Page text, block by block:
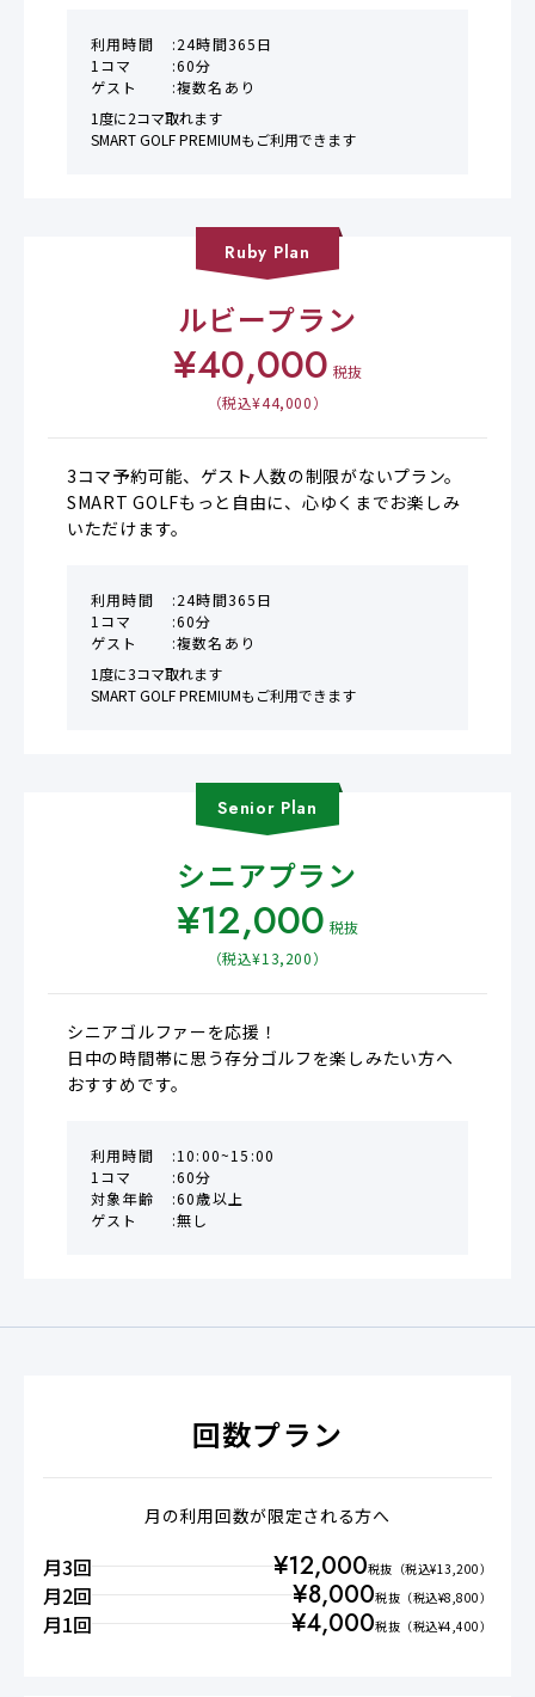
利用時間
24時間365日
1コマ
60分
ゲスト
複数名あり
1度に2コマ取れます
SMART GOLF PREMIUMもご利用できます
Ruby Plan
ルビープラン
¥40,000 税抜
（税込¥44,000）
3コマ予約可能、ゲスト人数の制限がないプラン。
SMART GOLFもっと自由に、心ゆくまでお楽しみ
いただけます。
利用時間
24時間365日
1コマ
60分
ゲスト
複数名あり
1度に3コマ取れます
SMART GOLF PREMIUMもご利用できます
Senior Plan
シニアプラン
¥12,000 税抜
（税込¥13,200）
シニアゴルファーを応援！
日中の時間帯に思う存分ゴルフを楽しみたい方へ
おすすめです。
利用時間
10:00~15:00
1コマ
60分
対象年齢
60歳以上
ゲスト
無し
回数プラン
月の利用回数が限定される方へ
月3回 ¥12,000税抜 （税込¥ 13,200）
月2回 ¥8,000税抜 （税込¥8,800）
月1回 ¥4,000税抜 （税込¥ 4,400）